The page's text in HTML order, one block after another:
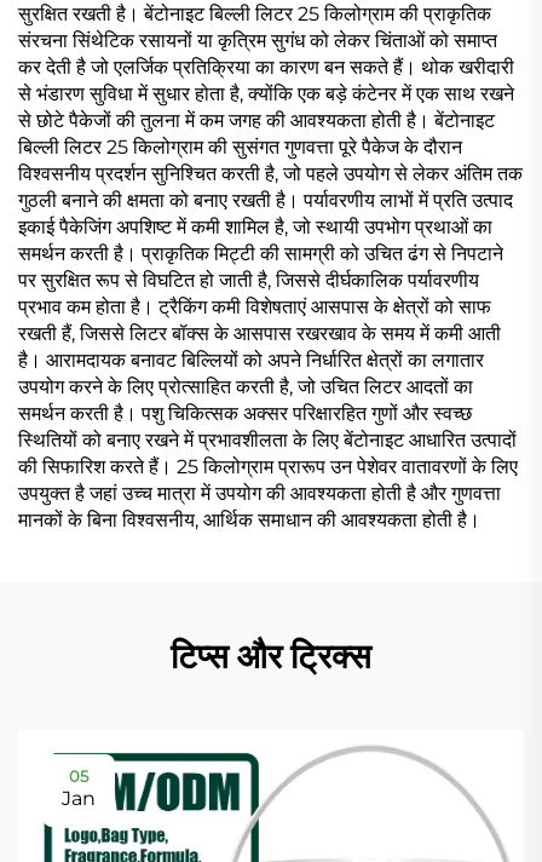
सुरक्षित रखती है। बेंटोनाइट बिल्ली लिटर 25 किलोग्राम की प्राकृतिक
संरचना सिंथेटिक रसायनों या कृत्रिम सुगंध को लेकर चिंताओं को समाप्त
कर देती है जो एलर्जिक प्रतिक्रिया का कारण बन सकते हैं। थोक खरीदारी
से भंडारण सुविधा में सुधार होता है, क्योंकि एक बड़े कंटेनर में एक साथ रखने
से छोटे पैकेजों की तुलना में कम जगह की आवश्यकता होती है। बेंटोनाइट
बिल्ली लिटर 25 किलोग्राम की सुसंगत गुणवत्ता पूरे पैकेज के दौरान
विश्वसनीय प्रदर्शन सुनिश्चित करती है, जो पहले उपयोग से लेकर अंतिम तक
गुठली बनाने की क्षमता को बनाए रखती है। पर्यावरणीय लाभों में प्रति उत्पाद
इकाई पैकेजिंग अपशिष्ट में कमी शामिल है, जो स्थायी उपभोग प्रथाओं का
समर्थन करती है। प्राकृतिक मिट्टी की सामग्री को उचित ढंग से निपटाने
पर सुरक्षित रूप से विघटित हो जाती है, जिससे दीर्घकालिक पर्यावरणीय
प्रभाव कम होता है। ट्रैकिंग कमी विशेषताएं आसपास के क्षेत्रों को साफ
रखती हैं, जिससे लिटर बॉक्स के आसपास रखरखाव के समय में कमी आती
है। आरामदायक बनावट बिल्लियों को अपने निर्धारित क्षेत्रों का लगातार
उपयोग करने के लिए प्रोत्साहित करती है, जो उचित लिटर आदतों का
समर्थन करती है। पशु चिकित्सक अक्सर परिक्षारहित गुणों और स्वच्छ
स्थितियों को बनाए रखने में प्रभावशीलता के लिए बेंटोनाइट आधारित उत्पादों
की सिफारिश करते हैं। 25 किलोग्राम प्रारूप उन पेशेवर वातावरणों के लिए
उपयुक्त है जहां उच्च मात्रा में उपयोग की आवश्यकता होती है और गुणवत्ता
मानकों के बिना विश्वसनीय, आर्थिक समाधान की आवश्यकता होती है।
टिप्स और ट्रिक्स
05
Jan